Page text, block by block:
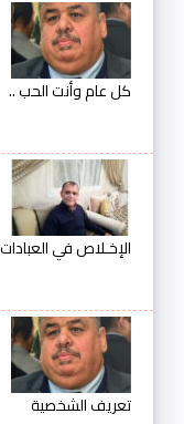
كل عام وأنت الحب ..
الإخـلاص في
تعريف الشخصية